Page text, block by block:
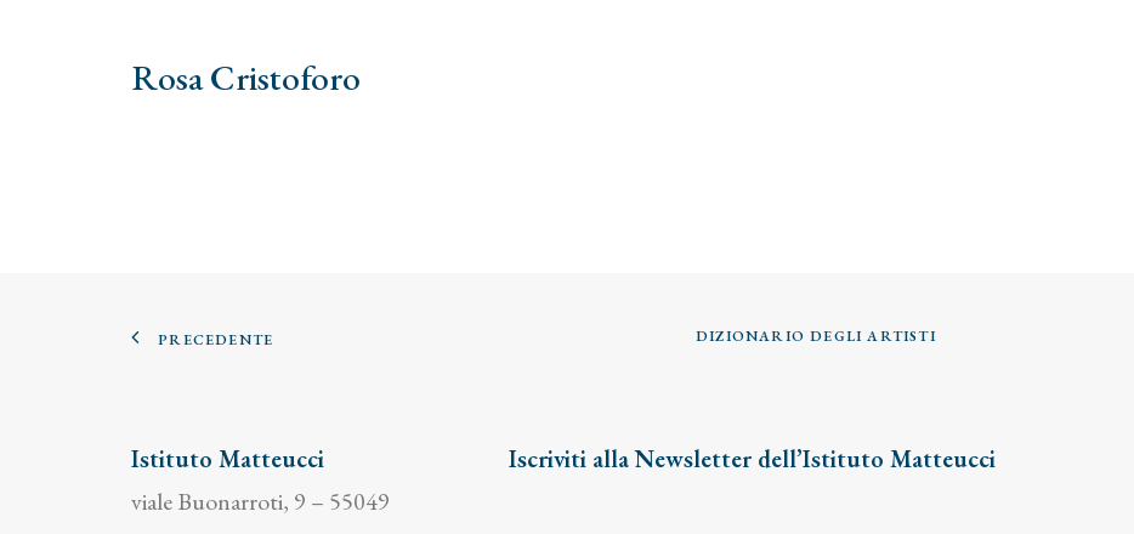
Rosa Cristoforo
PRECEDENTE DIZIONARIO DEGLI ARTISTI
Istituto Matteucci
viale Buonarroti, 9 – 55049
Iscriviti alla Newsletter dell’Istituto Matteucci